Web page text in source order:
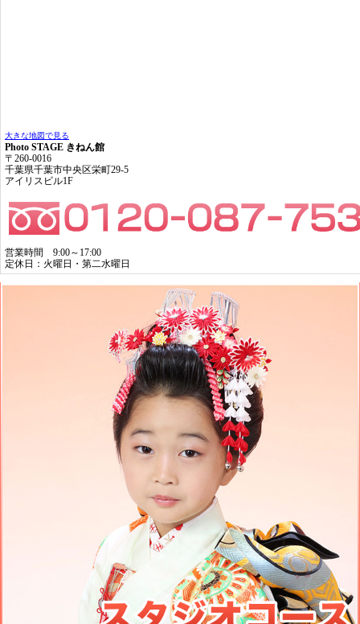
大きな地図で見る
Photo STAGE きねん館
〒260-0016
千葉県千葉市中央区栄町29-5
アイリスビル1F
営業時間 9:00～17:00
定休日：火曜日・第二水曜日